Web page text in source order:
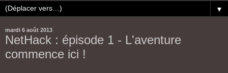
▼
mardi 6 août 2013
NetHack : épisode 1 - L'aventure
commence ici !